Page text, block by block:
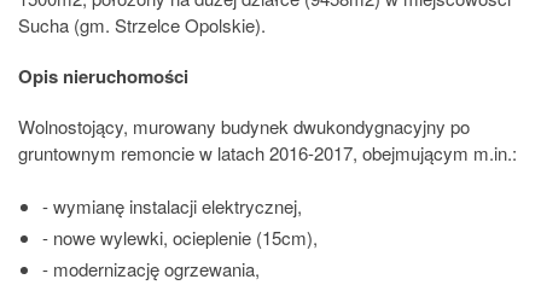
Sucha (gm. Strzelce Opolskie).
Opis nieruchomości
Wolnostojący, murowany budynek dwukondygnacyjny po
gruntownym remoncie w latach 2016-2017, obejmującym m.in.:
- wymianę instalacji elektrycznej,
- nowe wylewki, ocieplenie (15cm),
- modernizację ogrzewania,